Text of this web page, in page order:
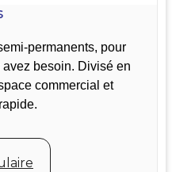
permanents, pour
besoin. Divisé en
commercial et